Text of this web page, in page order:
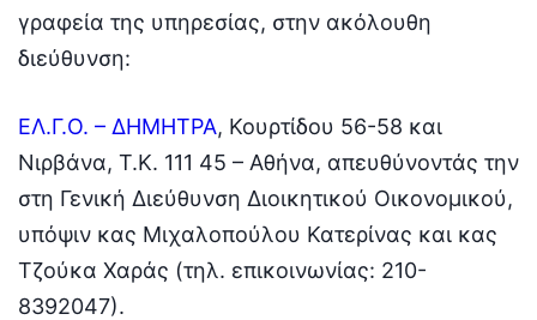
γραφεία της υπηρεσίας, στην ακόλουθη
διεύθυνση:
ΕΛ.Γ.Ο. – ΔΗΜΗΤΡΑ, Κουρτίδου 56-58 και
Νιρβάνα, Τ.Κ. 111 45 – Αθήνα, απευθύνοντάς την
στη Γενική Διεύθυνση Διοικητικού Οικονομικού,
υπόψιν κας Μιχαλοπούλου Κατερίνας και κας
Τζούκα Χαράς (τηλ. επικοινωνίας: 210-
8392047).